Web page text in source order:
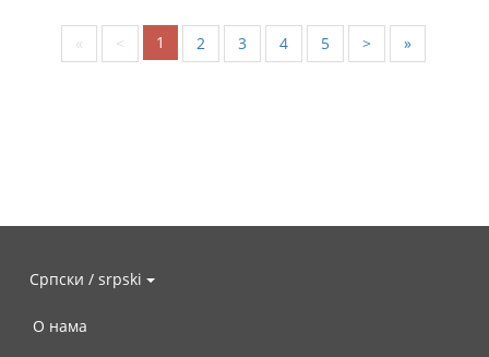
« < 1 2 3 4 5 > »
Српски / srpski
О нама